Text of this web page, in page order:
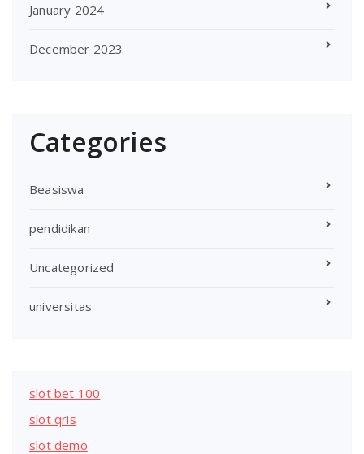
January 2024
December 2023
Categories
Beasiswa
pendidikan
Uncategorized
universitas
slot bet 100
slot qris
slot demo